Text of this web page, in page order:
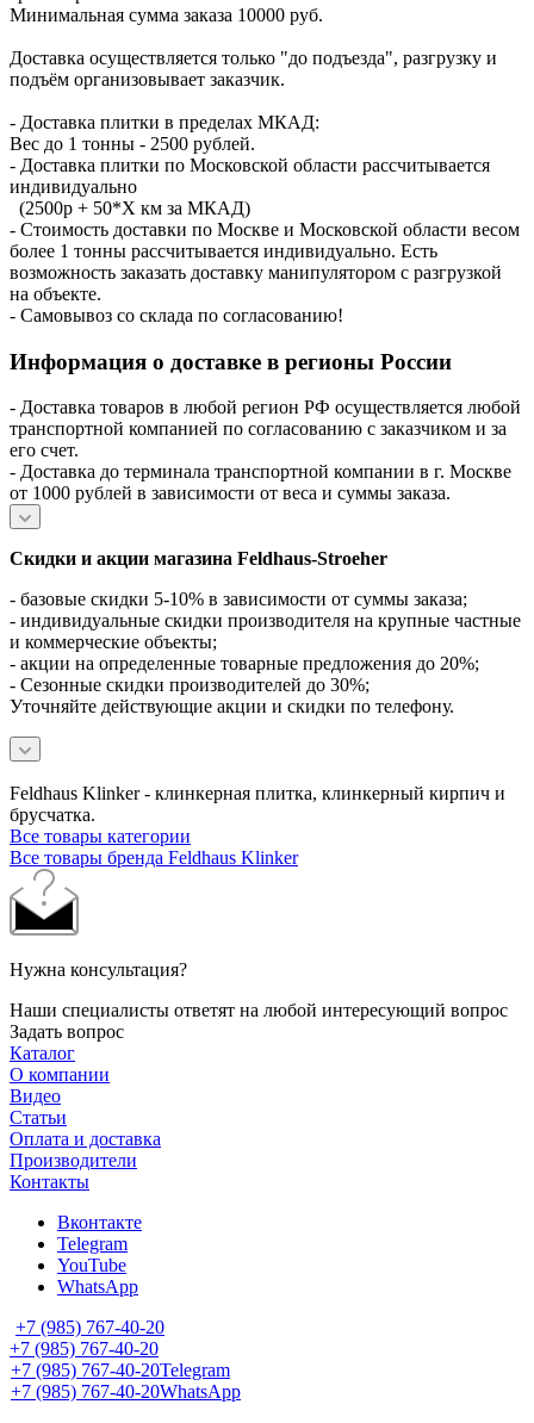
Минимальная сумма заказа 10000 руб.
Доставка осуществляется только "до подъезда", разгрузку и
подъём организовывает заказчик.
- Доставка плитки в пределах МКАД:
Вес до 1 тонны - 2500 рублей.
- Доставка плитки по Московской области рассчитывается
индивидуально
(2500р + 50*X км за МКАД)
- Стоимость доставки по Москве и Московской области весом
более 1 тонны рассчитывается индивидуально. Есть
возможность заказать доставку манипулятором с разгрузкой
на объекте.
- Самовывоз со склада по согласованию!
Информация о доставке в регионы России
- Доставка товаров в любой регион РФ осуществляется любой
транспортной компанией по согласованию с заказчиком и за
его счет.
- Доставка до терминала транспортной компании в г. Москве
от 1000 рублей в зависимости от веса и суммы заказа.
Скидки и акции магазина Feldhaus-Stroeher
- базовые скидки 5-10% в зависимости от суммы заказа;
- индивидуальные скидки производителя на крупные частные
и коммерческие объекты;
- акции на определенные товарные предложения до 20%;
- Сезонные скидки производителей до 30%;
Уточняйте действующие акции и скидки по телефону.
Feldhaus Klinker - клинкерная плитка, клинкерный кирпич и
брусчатка.
Все товары категории
Все товары бренда Feldhaus Klinker
Нужна консультация?
Наши специалисты ответят на любой интересующий вопрос
Задать вопрос
Каталог
О компании
Видео
Статьи
Оплата и доставка
Производители
Контакты
Вконтакте
Telegram
YouTube
WhatsApp
+7 (985) 767-40-20
+7 (985) 767-40-20
+7 (985) 767-40-20Telegram
+7 (985) 767-40-20WhatsApp